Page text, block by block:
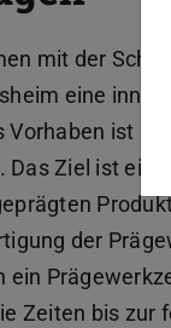
mit der
eine
ist
Ziel ist
der
ein
Zeiten bis zur